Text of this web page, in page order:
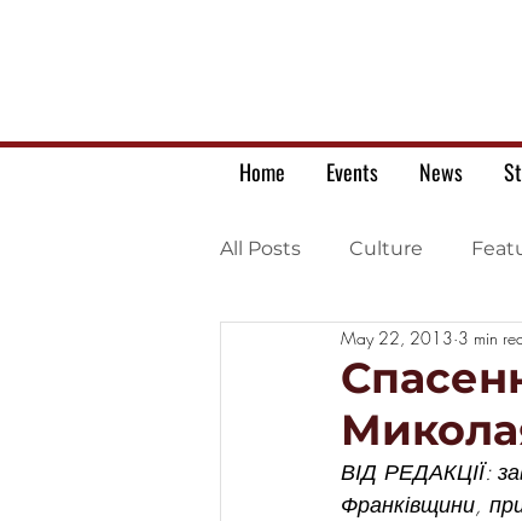
Home Events News
All Posts Culture
Ukrainian war letters
May 22, 2013 3 min
ВІД РЕДАКЦІЇ:
Франківщини,